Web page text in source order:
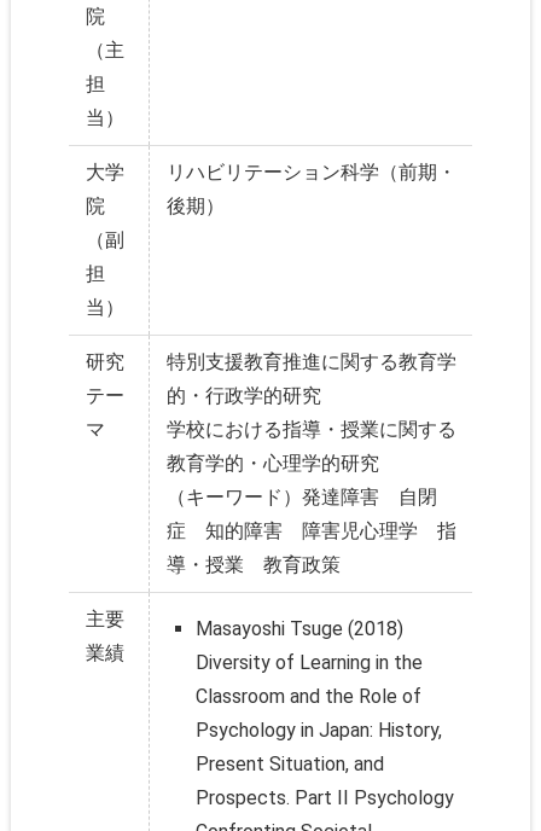
院
（主
担
当）
大学
院
（副
担
当）
リハビリテーション科学（前期・
後期）
研究
テー
マ
特別支援教育推進に関する教育学
的・行政学的研究
学校における指導・授業に関する
教育学的・心理学的研究
（キーワード）発達障害 自閉
症 知的障害 障害児心理学 指
導・授業 教育政策
主要
業績
Masayoshi Tsuge (2018)
Diversity of Learning in the
Classroom and the Role of
Psychology in Japan: History,
Present Situation, and
Prospects. Part II Psychology